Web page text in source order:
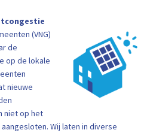
(VNG)
de
op de lokale
nieuwe
niet op het
Wij laten in diverse